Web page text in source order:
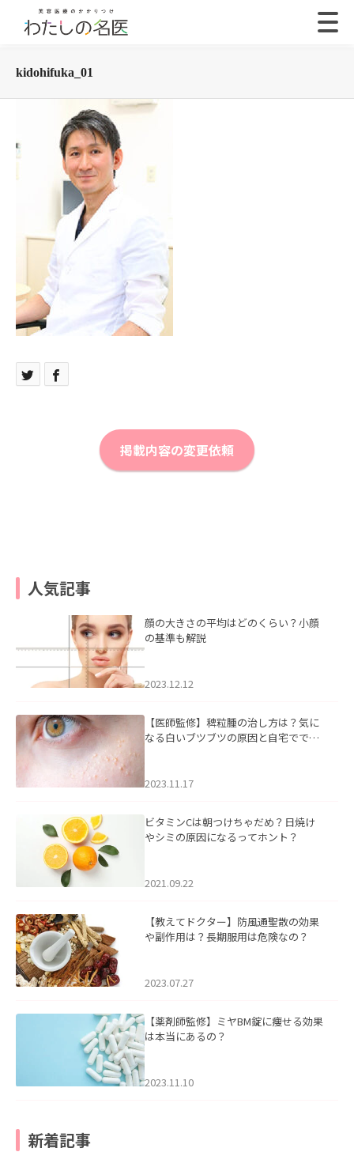
kidohifuka_01
掲載内容の変更依頼
人気記事
顔の大きさの平均はどのくらい？小顔
の基準も解説
2023.12.12
【医師監修】稗粒腫の治し方は？気に
なる白いブツブツの原因と自宅ででき
2023.11.17
ビタミンCは朝つけちゃだめ？日焼け
やシミの原因になるってホント？
2021.09.22
【教えてドクター】防風通聖散の効果
や副作用は？長期服用は危険なの？
2023.07.27
【薬剤師監修】ミヤBM錠に痩せる効果
は本当にあるの？
2023.11.10
新着記事